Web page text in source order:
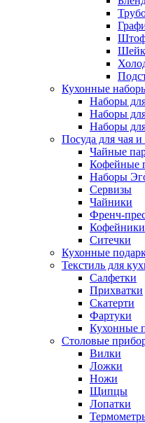
Кухонные
Наборы
Наборы
Наборы
Посуда для чая и
Чайные
Кофейные
Наборы
Сервизы
Чайники
Френч-
Кофейники
Ситечки
Кухонные
Текстиль для
Салфетки
Прихватки
Скатерти
Фартуки
Кухонные
Столовые
Вилки
Ложки
Ножи
Щипцы
Лопатки